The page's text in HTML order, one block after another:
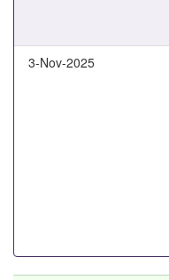
3-Nov-2025